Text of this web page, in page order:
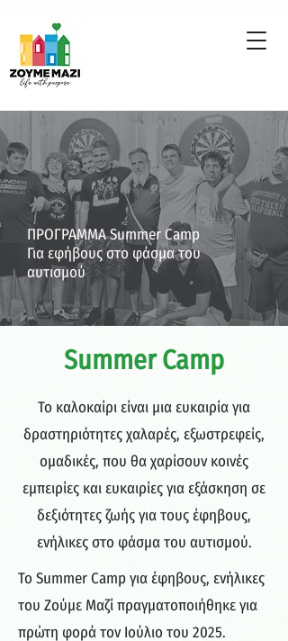
ΠΡΟΓΡΑΜΜΑ Summer Camp
Για εφήβους στο φάσμα του
αυτισμού
Summer Camp
Το καλοκαίρι είναι μια ευκαιρία για
δραστηριότητες χαλαρές, εξωστρεφείς,
ομαδικές, που θα χαρίσουν κοινές
εμπειρίες και ευκαιρίες για εξάσκηση σε
δεξιότητες ζωής για τους έφηβους,
ενήλικες στο φάσμα του αυτισμού.
Το Summer Camp για έφηβους, ενήλικες
του Ζούμε Μαζί πραγματοποιήθηκε για
πρώτη φορά τον Ιούλιο του 2025.